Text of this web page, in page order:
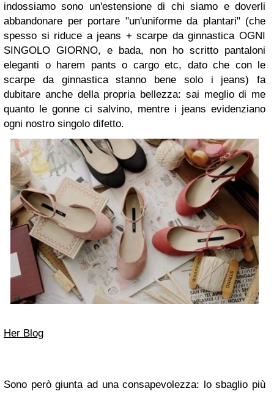
indossiamo sono un'estensione di chi siamo e doverli
abbandonare per portare "un'uniforme da plantari" (che
spesso si riduce a jeans + scarpe da ginnastica OGNI
SINGOLO GIORNO, e bada, non ho scritto pantaloni
eleganti o harem pants o cargo etc, dato che con le
scarpe da ginnastica stanno bene solo i jeans) fa
dubitare anche della propria bellezza: sai meglio di me
quanto le gonne ci salvino, mentre i jeans evidenziano
ogni nostro singolo difetto.
Her Blog
Sono però giunta ad una consapevolezza: lo sbaglio più